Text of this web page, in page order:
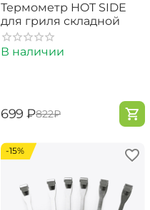
Термометр HOT SIDE
для гриля складной
В наличии
‍699‍ ₽‍822‍₽
-15%